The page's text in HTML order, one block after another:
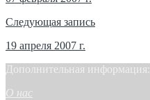
Следующая запись
19 апреля 2007 г.
Дополнительная информация:
О нас